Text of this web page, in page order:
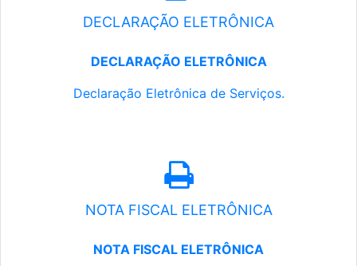
DECLARAÇÃO ELETRÔNICA
DECLARAÇÃO ELETRÔNICA
Declaração Eletrônica de Serviços.
NOTA FISCAL ELETRÔNICA
NOTA FISCAL ELETRÔNICA